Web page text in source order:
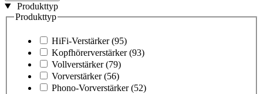
Produkttyp
Produkttyp
HiFi-Verstärker (95)
Kopfhörerverstärker (93)
Vollverstärker (79)
Vorverstärker (56)
Phono-Vorverstärker (52)